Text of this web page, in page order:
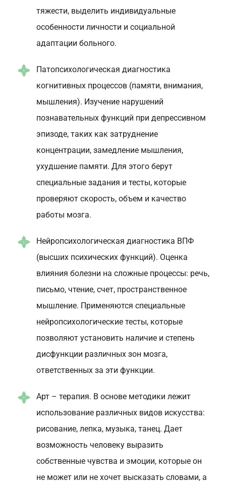
тяжести, выделить индивидуальные
особенности личности и социальной
адаптации больного.
Патопсихологическая диагностика
когнитивных процессов (памяти, внимания,
мышления). Изучение нарушений
познавательных функций при депрессивном
эпизоде, таких как затруднение
концентрации, замедление мышления,
ухудшение памяти. Для этого берут
специальные задания и тесты, которые
проверяют скорость, объем и качество
работы мозга.
Нейропсихологическая диагностика ВПФ
(высших психических функций). Оценка
влияния болезни на сложные процессы: речь,
письмо, чтение, счет, пространственное
мышление. Применяются специальные
нейропсихологические тесты, которые
позволяют установить наличие и степень
дисфункции различных зон мозга,
ответственных за эти функции.
Арт – терапия. В основе методики лежит
использование различных видов искусства:
рисование, лепка, музыка, танец. Дает
возможность человеку выразить
собственные чувства и эмоции, которые он
не может или не хочет высказать словами, а